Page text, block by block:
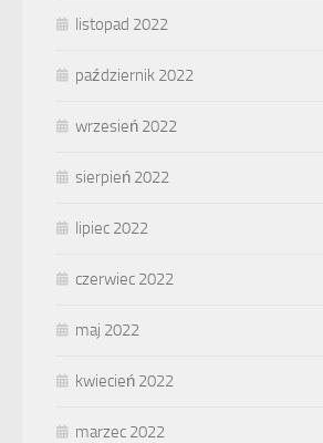
listopad 2022
październik 2022
wrzesień 2022
sierpień 2022
lipiec 2022
czerwiec 2022
maj 2022
kwiecień 2022
marzec 2022